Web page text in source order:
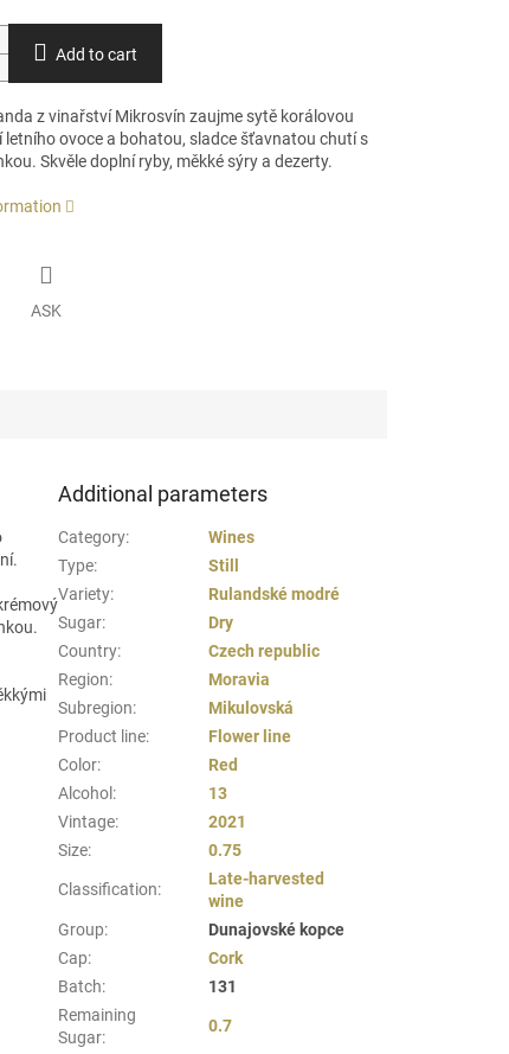
Add to cart
z vinařstvíMikrosvín zaujme sytě korálovou
letního ovoce a bohatou, sladce šťavnatou chutí s
Skvěle doplní ryby, měkké sýry a dezerty.
ASK
Additional parameters
Category:
Wines
Type:
Still
Variety:
Rulandské modré
Sugar:
Dry
Country:
Czech republic
Region:
Moravia
Subregion:
Mikulovská
Product line:
Flower line
Color:
Red
Alcohol :
13
Vintage:
2021
Size: 0.75
Classification:
Late-harvested
wine
Group:
Dunajovské kopce
Cap:
Cork
Batch:
131
Remaining
Sugar:
0.7